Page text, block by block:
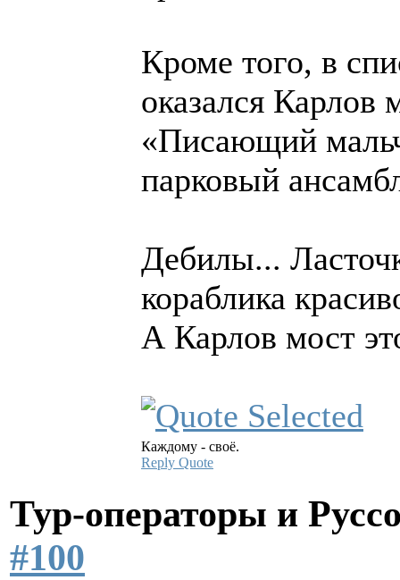
Кроме того, в
оказался Карлов
«Писающий
парковый
Дебилы...
кораблика
А Карлов мост
Каждому - своё.
Reply Quote
Тур-операторы и
#100